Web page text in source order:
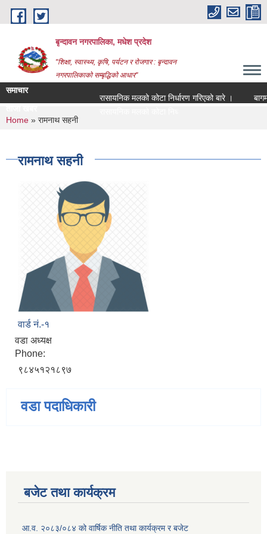
Skip to main content
बृन्दावन नगरपालिका, मधेश प्रदेश
"शिक्षा, स्वास्थ्य, कृषि, पर्यटन र रोजगार : बृन्दावन
नगरपालिकाको सम्बृद्धिको आधार"
समाचार
रासायनिक मलको कोटा निर्धारण गरिएको बारे ।
You are here
Home » रामनाथ सहनी
रामनाथ सहनी
वार्ड नं.-१
वडा अध्यक्ष
Phone:
९८४५१२१८९७
वडा पदाधिकारी
बजेट तथा कार्यक्रम
आ.व. २०८३/०८४ को वार्षिक नीति तथा कार्यक्रम र बजेट